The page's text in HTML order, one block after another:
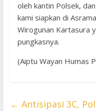
oleh kantin Polsek,
kami siapkan di
Wirogunan Kartasura
pungkasnya.
(Aiptu Wayan Humas
← Antisipasi 3C,